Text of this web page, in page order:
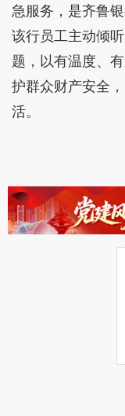
急服务，是齐鲁
该行员工主动倾
题，以有温度、
护群众财产安全
活。